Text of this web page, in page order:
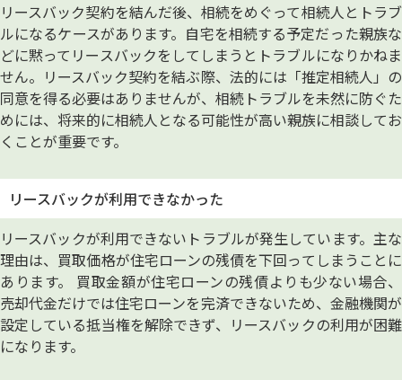
リースバック契約を結んだ後、相続をめぐって相続人とトラブ
ルになるケースがあります。自宅を相続する予定だった親族な
どに黙ってリースバックをしてしまうとトラブルになりかねま
せん。リースバック契約を結ぶ際、法的には「推定相続人」の
同意を得る必要はありませんが、相続トラブルを未然に防ぐた
めには、将来的に相続人となる可能性が高い親族に相談してお
くことが重要です。
リースバックが利用できなかった
リースバックが利用できないトラブルが発生しています。主な
理由は、買取価格が住宅ローンの残債を下回ってしまうことに
あります。 買取金額が住宅ローンの残債よりも少ない場合、
売却代金だけでは住宅ローンを完済できないため、金融機関が
設定している抵当権を解除できず、リースバックの利用が困難
になります。